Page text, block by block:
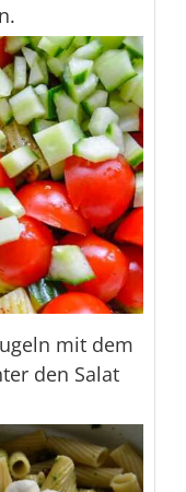
mit dem
den Salat